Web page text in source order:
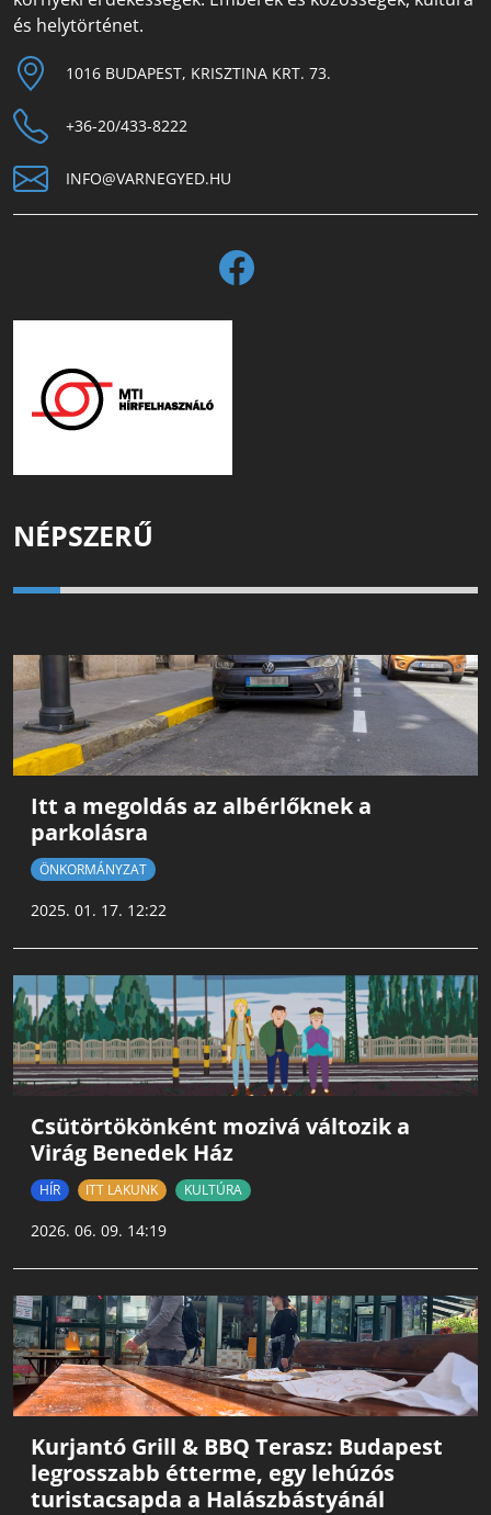
és helytörténet.
1016 BUDAPEST, KRISZTINA KRT. 73.
+36-20/433-8222
INFO@VARNEGYED.HU
NÉPSZERŰ
Itt a megoldás az albérlőknek a
parkolásra
ÖNKORMÁNYZAT
2025. 01. 17. 12:22
Csütörtökönként mozivá változik a
Virág Benedek Ház
HÍR ITT LAKUNK KULTÚRA
2026. 06. 09. 14:19
Kurjantó Grill & BBQ Terasz: Budapest
legrosszabb étterme, egy lehúzós
turistacsapda a Halászbástyánál